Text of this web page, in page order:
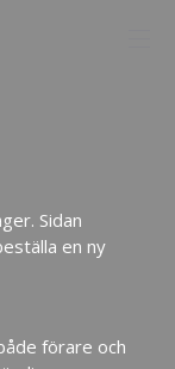
Sidan
en ny
förare och